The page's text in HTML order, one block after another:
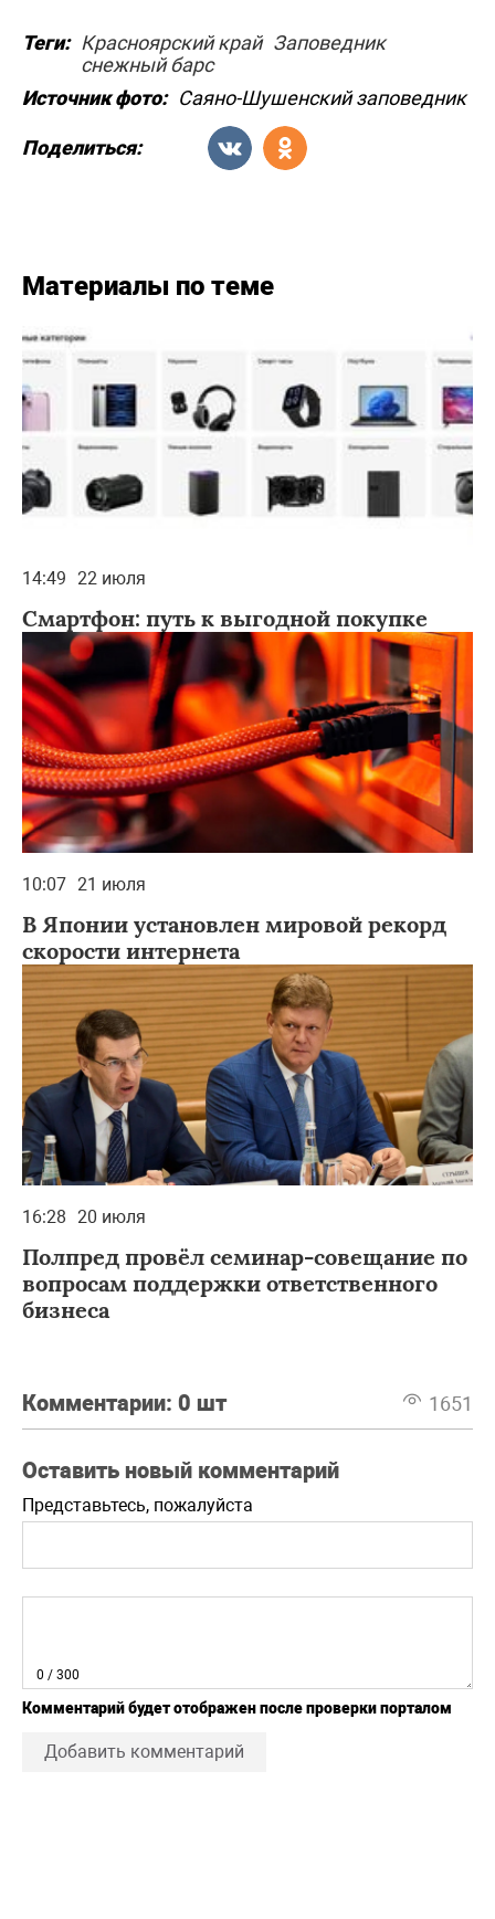
Теги: Красноярский край Заповедник
снежный барс
Источник фото: Саяно-Шушенский заповедник
Поделиться:
Материалы по теме
14:49 22 июля
Смартфон: путь к выгодной покупке
10:07 21 июля
В Японии установлен мировой рекорд
скорости интернета
16:28 20 июля
Полпред провёл семинар-совещание по
вопросам поддержки ответственного
бизнеса
Комментарии: 0 шт 1651
Оставить новый комментарий
Представьтесь, пожалуйста
0 / 300
Комментарий будет отображен после проверки порталом
Добавить комментарий